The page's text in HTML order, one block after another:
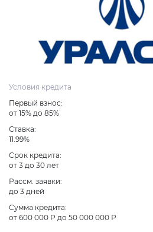
Условия кредита
Первый взнос:
от 15% до 85%
Ставка:
11.99%
Срок кредита:
от 3 до 30 лет
Рассм. заявки:
до 3 дней
Сумма кредита:
от 600 000 Р до 50 000 000 Р